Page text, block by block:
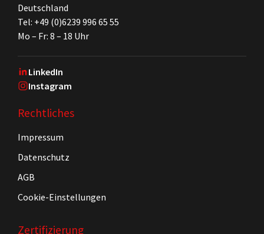
Deutschland
Tel: +49 (0)6239 996 65 55
Mo – Fr: 8 – 18 Uhr
LinkedIn
Instagram
Rechtliches
Impressum
Datenschutz
AGB
Cookie-Einstellungen
Zertifizierung